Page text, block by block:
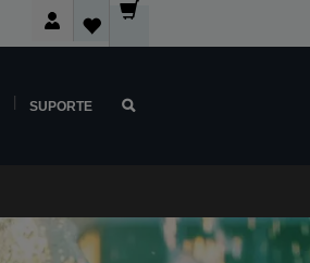
SUPORTE